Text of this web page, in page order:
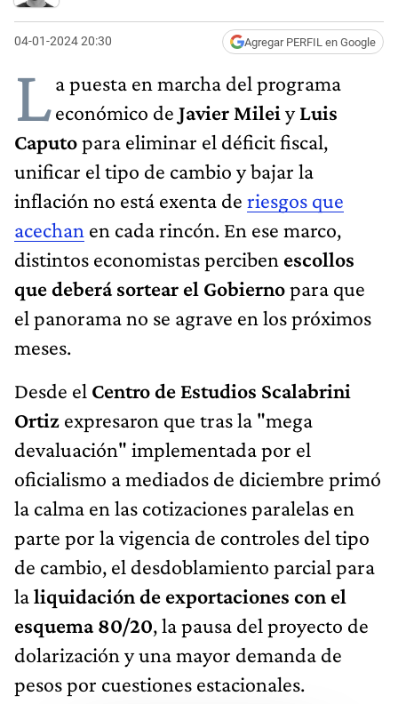
04-01-2024 20:30 Agregar PERFIL en Google
La puesta en marcha del programa
económico de Javier Milei yLuis
Caputopara eliminar el déficit fiscal,
unificar el tipo de cambio y bajar la
inflación no está exenta de riesgos que
acechan en cada rincón. En ese marco,
distintos economistas perciben escollos
que deberá sortear el Gobiernopara que
el panorama no se agrave en los próximos
meses.
Desde el Centro de Estudios Scalabrini
Ortiz expresaron que tras la "mega
devaluación" implementada por el
oficialismo a mediados de diciembre primó
la calma en las cotizaciones paralelas en
parte por la vigencia de controles del tipo
de cambio, el desdoblamiento parcial para
laliquidación de exportaciones con el
esquema 80/20, la pausa del proyecto de
dolarización y una mayor demanda de
pesos por cuestiones estacionales.